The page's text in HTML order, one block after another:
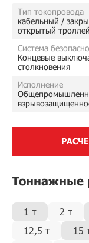
Тип токопровода
кабельный /
открытый
Система
Концевые
столкновения
Исполнение
Тоннажные
1 т 2 т
12,5 т
15